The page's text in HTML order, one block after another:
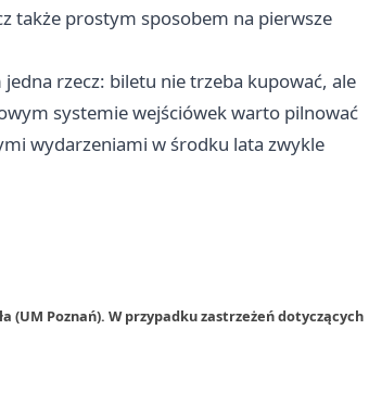
także prostym sposobem na pierwsze
rzecz: biletu nie trzeba kupować, ale
systemie wejściówek warto pilnować
wydarzeniami w środku lata zwykle
Poznań). W przypadku zastrzeżeń dotyczących